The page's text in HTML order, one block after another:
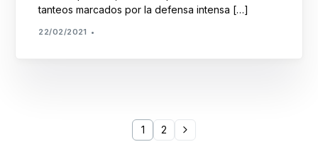
tanteos marcados por la defensa intensa […]
22/02/2021
1 2